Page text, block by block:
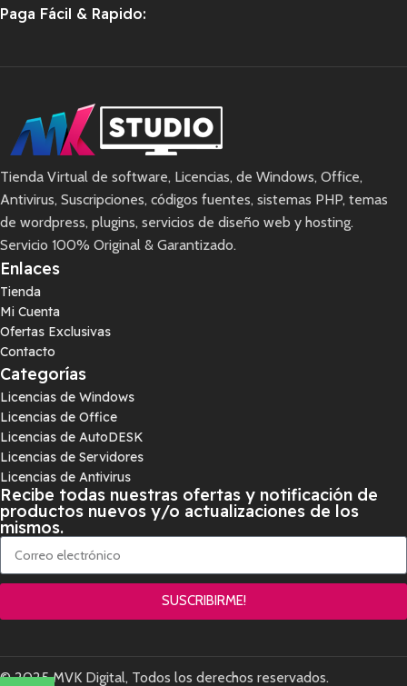
Paga Fácil & Rapido:
Tienda Virtual de software, Licencias, de Windows, Office,
Antivirus, Suscripciones, códigos fuentes, sistemas PHP, temas
de wordpress, plugins, servicios de diseño web y hosting.
Servicio 100% Original & Garantizado.
Enlaces
Tienda
Mi Cuenta
Ofertas Exclusivas
Contacto
Categorías
Licencias de Windows
Licencias de Office
Licencias de AutoDESK
Licencias de Servidores
Licencias de Antivirus
Recibe todas nuestras ofertas y notificación de
productos nuevos y/o actualizaciones de los
mismos.
SUSCRIBIRME!
© 2025 MVK Digital, Todos los derechos reservados.